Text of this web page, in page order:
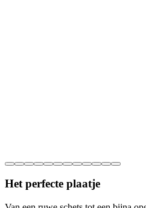
Het perfecte plaatje